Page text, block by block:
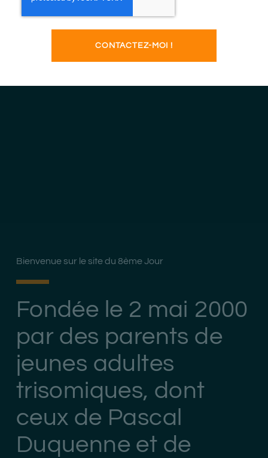
Bienvenue sur le site du 8ème Jour
Fondée le 2 mai 2000
par des parents de
jeunes adultes
trisomiques, dont
ceux de Pascal
Duquenne et de
CONTACTEZ-MOI !